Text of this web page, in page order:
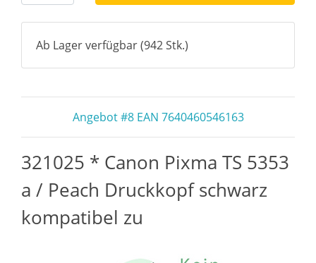
Ab Lager verfügbar (942 Stk.)
Angebot #8 EAN 7640460546163
321025 * Canon Pixma TS 5353
a / Peach Druckkopf schwarz
kompatibel zu